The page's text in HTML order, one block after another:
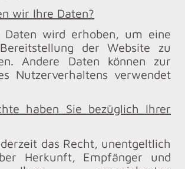
wir Ihre Daten?
Daten wird erhoben, um eine
der Website zu
Andere Daten können zur
Nutzerverhaltens verwendet
haben Sie bezüglich Ihrer
das Recht, unentgeltlich
Herkunft, Empfänger und